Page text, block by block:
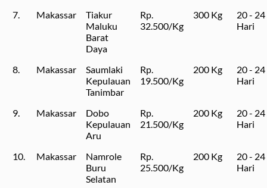
7. Makassar
Tiakur
Maluku
Barat
Daya
Rp.
32.500/Kg
300 Kg
20 - 24
Hari
8. Makassar
Saumlaki
Kepulauan
Tanimbar
Rp.
19.500/Kg
200 Kg
20 - 24
Hari
9. Makassar
Dobo
Kepulauan
Aru
Rp.
21.500/Kg
200 Kg
20 - 24
Hari
10. Makassar
Namrole
Buru
Selatan
Rp.
25.500/Kg
200 Kg
20 - 24
Hari